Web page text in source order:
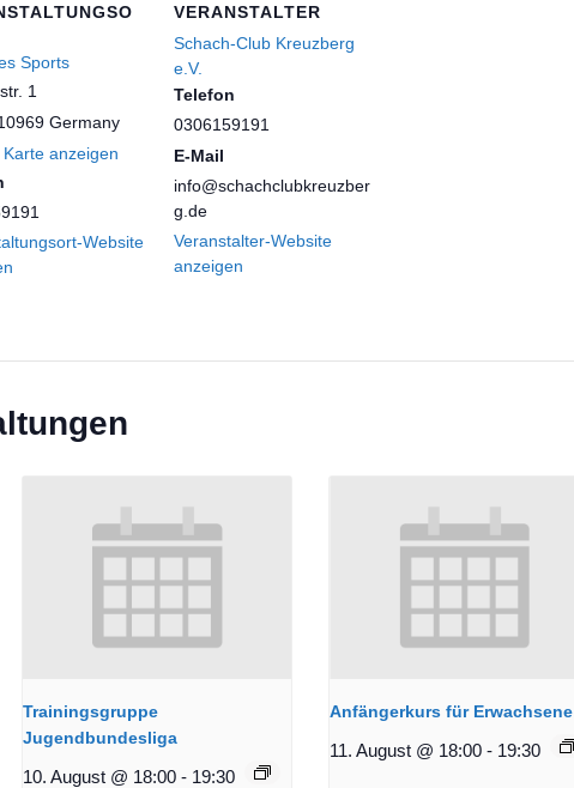
Sports
1
Germany
anzeigen
Website
VERANSTALTER
Schach-Club Kreuzberg
e.V.
Telefon
0306159191
E-Mail
info@schachclubkreuzber
g.de
Veranstalter-Website
anzeigen
Trainingsgruppe
Jugendbundesliga
10. August @ 18:00 - 19:30
Anfängerkurs für Erwachsene
11. August @ 18:00 - 19:30